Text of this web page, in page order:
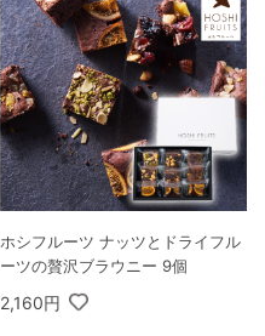
ホシフルーツ ナッツとドライフル
ーツの贅沢ブラウニー 9個
2,160円